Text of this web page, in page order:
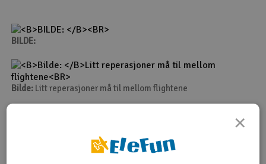
BILDE:
Bilde: Litt reperasjoner må til mellom flightene
T-Rex 700 Nitro var en av de modellene som hadde mest
flytid i løpet av de to dagene
×